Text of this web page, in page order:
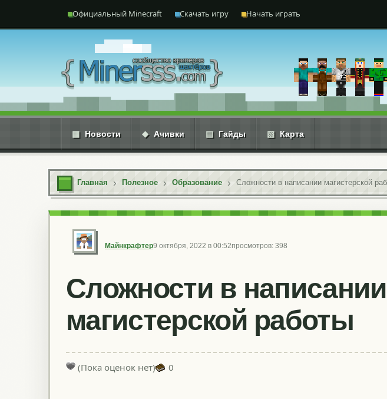
Официальный Minecraft Скачать игру Начать играть
▦ Новости ◆ Ачивки ▤ Гайды ▧ Карта
Главная Полезное Образование Сложности в написании магистерской
Майнкрафтер9 октября, 2022 в 00:52просмотров: 398
Сложности в написании
магистерской работы
(Пока оценок нет) 0